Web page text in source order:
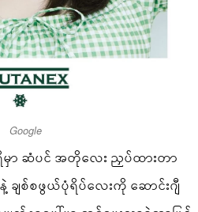
Google
ာ ဆံပင် အတိုလေး ညှပ်ထားတာ
ျစ်စဖွယ်ပုံရိပ်လေးကို ဆောင်းဂျီ